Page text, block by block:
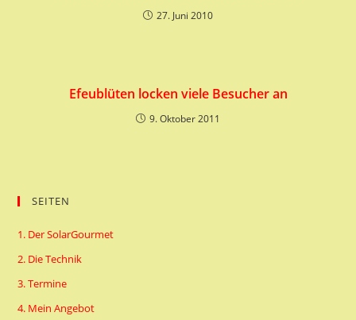
27. Juni 2010
Efeublüten locken viele Besucher an
9. Oktober 2011
SEITEN
1. Der SolarGourmet
2. Die Technik
3. Termine
4. Mein Angebot